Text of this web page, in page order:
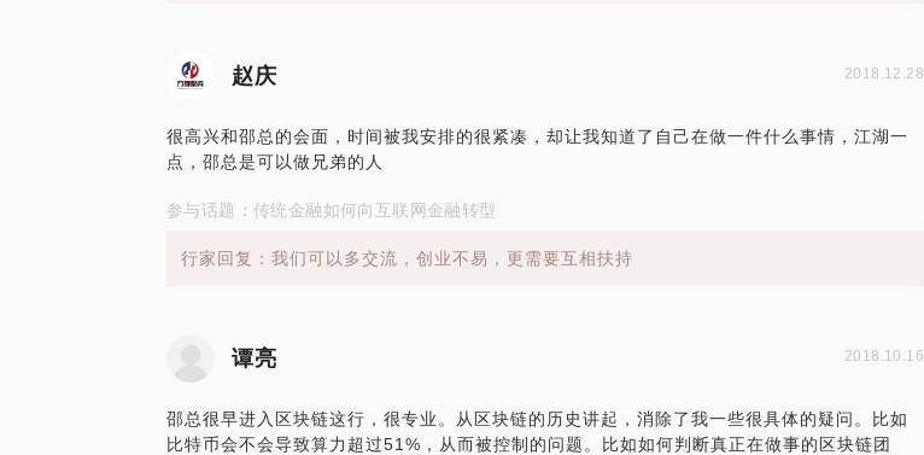
赵庆 2018.12.28
很高兴和邵总的会面，时间被我安排的很紧凑，却让我知道了自己在做一件什么事情，江湖一
点，邵总是可以做兄弟的人
参与话题：传统金融如何向互联网金融转型
行家回复：我们可以多交流，创业不易，更需要互相扶持
谭亮 2018.10.16
邵总很早进入区块链这行，很专业。从区块链的历史讲起，消除了我一些很具体的疑问。比如
比特币会不会导致算力超过51%，从而被控制的问题。比如如何判断真正在做事的区块链团